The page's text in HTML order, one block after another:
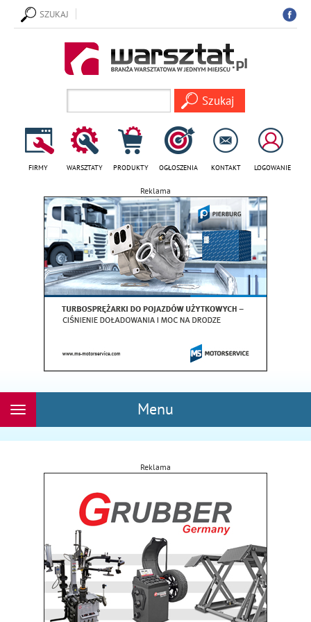
SZUKAJ
FIRMY WARSZTATY PRODUKTY OGŁOSZENIA KONTAKT LOGOWANIE
Reklama
Menu
Rozwiń
Reklama